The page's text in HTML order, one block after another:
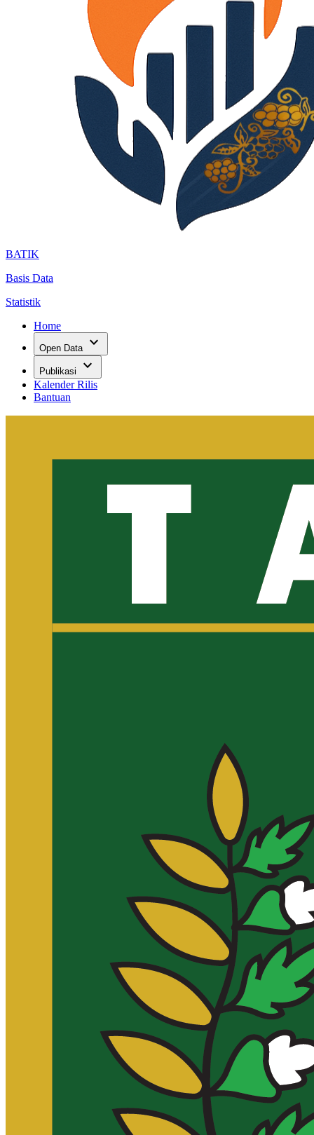
BATIK
Basis Data
Statistik
Home
Open Data expand_more
Publikasi expand_more
Kalender Rilis
Bantuan